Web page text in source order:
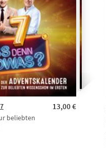
13,00 €
beliebten